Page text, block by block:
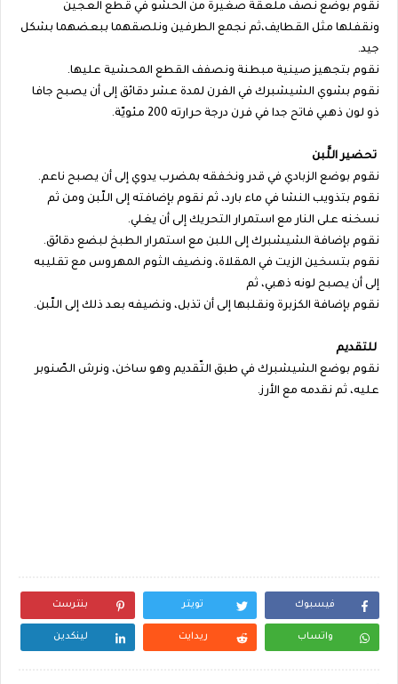
نقوم بوضع نصف ملعقة صغيرة من الحشو في قطع العجين
ونقفلها مثل القطايف،ثم نجمع الطرفين ونلصقهما ببعضهما بشكل
جيد.
نقوم بتجهيز صينية مبطنة ونصفف القطع المحشية عليها.
نقوم بشوي الشيشبرك في الفرن لمدة عشر دقائق إلى أن يصبح جافا
ذو لون ذهبي فاتح جدا في فرن درجة حرارته 200 مئويّة.
تحضير اللَّبن
نقوم بوضع الزبادي في قدر ونخفقه بمضرب يدوي إلى أن يصبح ناعم.
نقوم بتذويب النشا في ماء بارد، ثم نقوم بإضافته إلى اللّبن ومن ثم
نسخنه على النار مع استمرار التحريك إلى أن يغلي.
نقوم بإضافة الشيشبرك إلى اللبن مع استمرار الطبخ لبضع دقائق.
نقوم بتسخين الزيت في المقلاة، ونضيف الثوم المهروس مع تقليبه
إلى أن يصبح لونه ذهبي، ثم
نقوم بإضافة الكزبرة ونقلبها إلى أن تذبل، ونضيفه بعد ذلك إلى اللّبن.
للتقديم
نقوم بوضع الشيشبرك في طبق التّقديم وهو ساخن، ونرش الصّنوبر
عليه، ثم نقدمه مع الأرز.
فيسبوك تويتر بنترست
واتساب ريدايت لينكدين